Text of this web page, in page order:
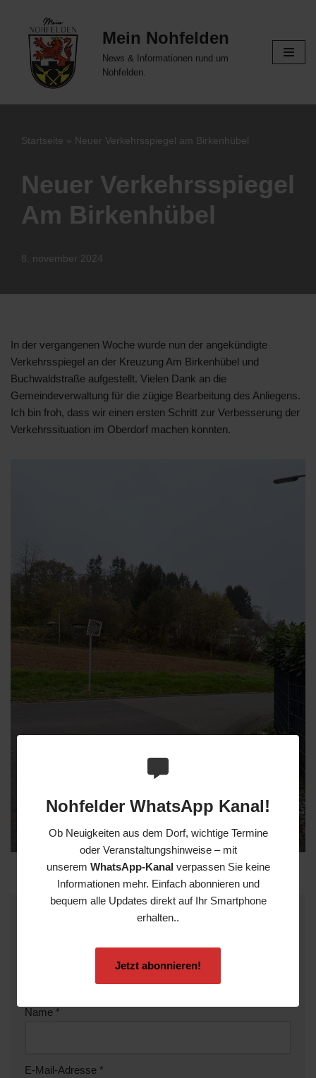
Nohfelder WhatsApp Kanal!
Ob Neuigkeiten aus dem Dorf, wichtige Termine
oder Veranstaltungshinweise – mit
unserem WhatsApp-Kanalverpassen Sie keine
Informationen mehr. Einfach abonnieren und
bequem alle Updates direkt auf Ihr Smartphone
erhalten..
Jetzt abonnieren!
Zum
Inhalt
springen
Mein Nohfelden
News & Informationen rund um
Nohfelden.
Startseite » Neuer Verkehrsspiegel am Birkenhübel
Neuer Verkehrsspiegel
Am Birkenhübel
8. november 2024
In der vergangenen Woche wurde nun der angekündigte
Verkehrsspiegel an der Kreuzung Am Birkenhübel und
Buchwaldstraße aufgestellt. Vielen Dank an die
Gemeindeverwaltung für die zügige Bearbeitung des Anliegens.
Ich bin froh, dass wir einen ersten Schritt zur Verbesserung der
Verkehrssituation im Oberdorf machen konnten.
Schreibe einen Kommentar
Deine E-Mail-Adresse wird nicht veröffentlicht.
Erforderliche Felder sind mit*markiert
Name *
E-Mail-Adresse *